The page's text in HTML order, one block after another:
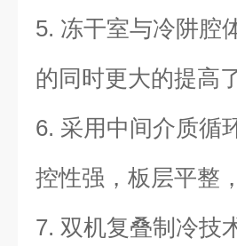
5. 冻干室与冷阱腔
的同时更大的提高
6. 采用中间介质循
控性强，板层平整
7. 双机复叠制冷技